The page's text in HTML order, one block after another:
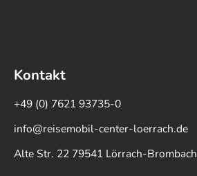
Kontakt
+49 (0) 7621 93735-0
info@reisemobil-center-loerrach.de
Alte Str. 22 79541 Lörrach-